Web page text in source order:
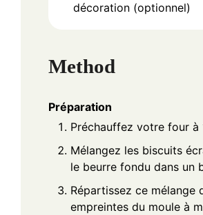
décoration (optionnel)
Method
Préparation
Préchauffez votre four à
Mélangez les biscuits
le beurre fondu dans un
Répartissez ce mélange
empreintes du moule à